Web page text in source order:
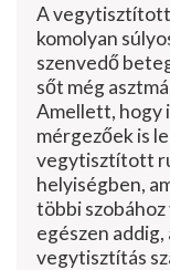
A
komolyan
szenvedő
sőt még
Amellett, hogy
mérgezőek is
vegytisztított
helyiségben,
töb­bi
egészen addig,
vegytisztítás